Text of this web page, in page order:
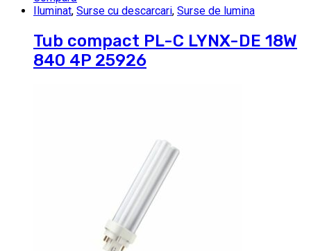
Iluminat, Surse cu descarcari, Surse de lumina
Tub compact PL-C LYNX-DE 18W
840 4P 25926